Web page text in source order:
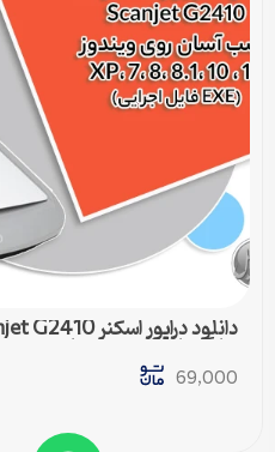
سازگار با تمام ویندوزها
69,000